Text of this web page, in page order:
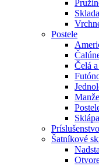
Postele
Čelá
Šatníkové